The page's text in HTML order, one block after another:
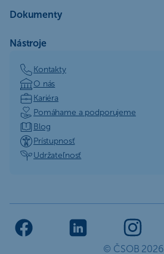
Dokumenty
Nástroje
Kontakty
O nás
Kariéra
Pomáhame a podporujeme
Blog
Prístupnosť
Udržateľnosť
© ČSOB 2026